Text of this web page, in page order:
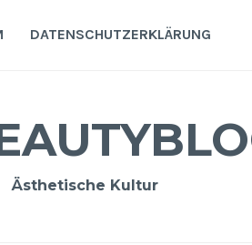
DATENSCHUTZERKLÄRUNG
Ästhetische Kultur